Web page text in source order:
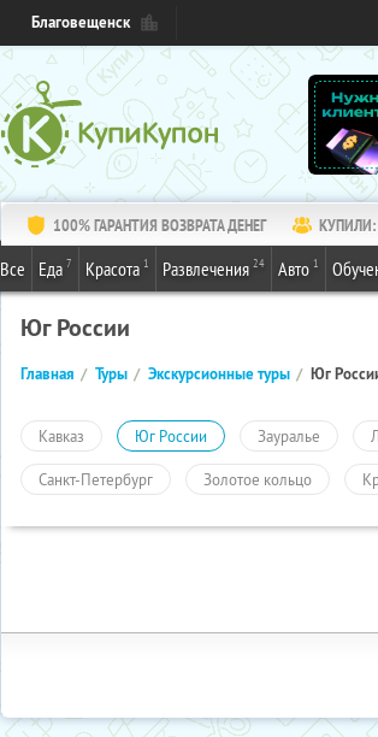
Благовещенск
100% ГАРАНТИЯ ВОЗВРАТА ДЕНЕГ КУПИЛИ:
Все Еда 7 Красота 1 Развлечения 24 Авто 1
Юг России
Главная Туры Экскурсионные туры Юг
Кавказ Юг России Зауралье
Санкт-Петербург Золотое кольцо